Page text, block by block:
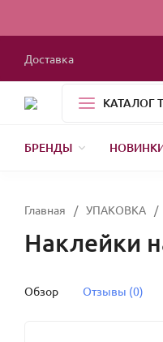
Доставка
КАТАЛОГ
БРЕНДЫ
Главная / УПАКОВКА /
Наклейки
Обзор Отзывы (0)